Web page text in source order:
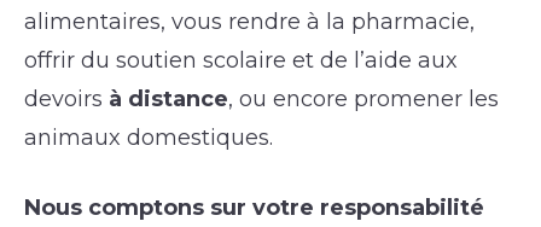
alimentaires, vous rendre à la pharmacie,
offrir du soutien scolaire et de l’aide aux
devoirs à distance, ou encore promener les
animaux domestiques.
Nous comptons sur votre responsabilité